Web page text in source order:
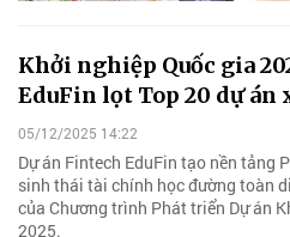
Khởi nghiệp Quốc gia
EduFin lọt Top 20 dự án
05/12/2025 14:22
Dự án Fintech EduFin tạo nền tảng
sinh thái tài chính học đường toàn
của Chương trình Phát triển Dự án
2025.